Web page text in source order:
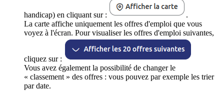
handicap) en cliquant sur :
.
La carte affiche uniquement les offres d'emploi que vous
voyez à l'écran. Pour visualiser les offres d'emploi suivantes,
cliquez sur :
Vous avez également la possibilité de changer le
« classement » des offres : vous pouvez par exemple les trier
par date.